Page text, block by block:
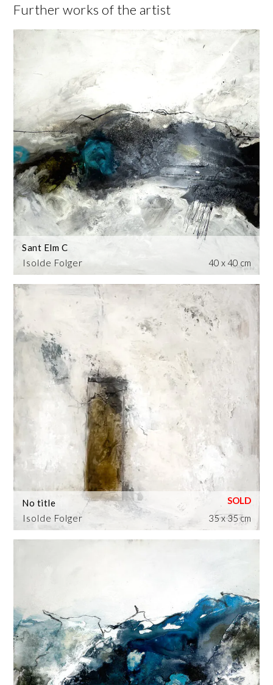
Further works of the artist
Isolde Folger
Sant Elm C
40 x 40 cm
Isolde Folger
No title
35 x 35 cm